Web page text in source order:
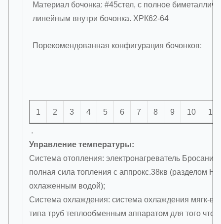
Материал бочонка: #45стел, с полное
линейным внутри бочонка. ХРК62-64
Порекомендованная конфигурация бочонков:
1 2 3 4 5 6 7 8 9 10 11
.
Управление температуры:
Система отопления: электронагреватель Бросани-
полная сила топления с аппрокс.38кв (разделом
охлаженным водой);
Система охлаждения: система охлаждения мягк-
типа труб теплообменным аппаратом для того